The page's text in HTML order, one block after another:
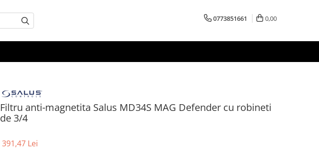
0773851661 0,00
Filtru anti-magnetita Salus MD34S MAG Defender cu robineti
de 3/4
391,47 Lei